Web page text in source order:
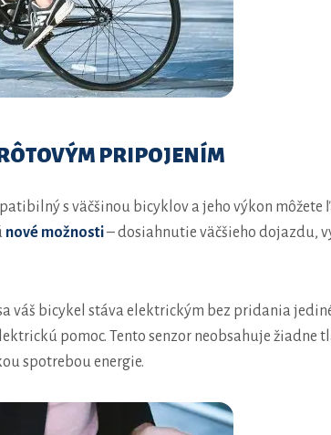
PRIPOJENÍM
s väčšinou bicyklov a jeho výkon
nové možnosti– dosiahnutie väčšieho dojazdu,
váš bicykel stáva elektrickým bez pridania
pomoc. Tento senzor neobsahuje žiadne
spotrebou energie.